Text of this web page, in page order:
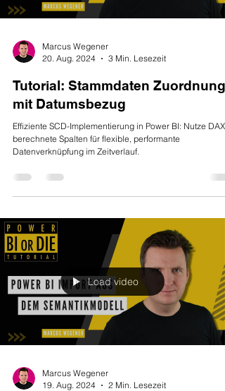
Marcus Wegener
20. Aug. 2024
3 Min. Lesezeit
Tutorial: Stammdaten Zuordnung
mit Datumsbezug
Effiziente SCD-Implementierung in Power BI: Nutze DAX-
berechnete Spalten für flexible, performante
Datenverknüpfung im Zeitverlauf.
Load video
Marcus Wegener
19. Aug. 2024
2 Min. Lesezeit